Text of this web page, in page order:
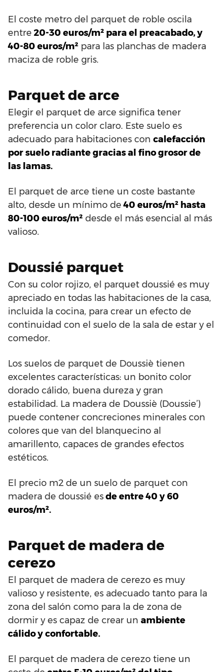
El coste metro del parquet de roble oscila
entre 20-30 euros/m² para el preacabado, y
40-80 euros/m² para las planchas de madera
maciza de roble gris.
Parquet de arce
Elegir el parquet de arce significa tener
preferencia un color claro. Este suelo es
adecuado para habitaciones con calefacción
por suelo radiante gracias al fino grosor de
las lamas.
El parquet de arce tiene un coste bastante
alto, desde un mínimo de 40 euros/m² hasta
80-100 euros/m² desde el más esencial al más
valioso.
Doussié parquet
Con su color rojizo, el parquet doussié es muy
apreciado en todas las habitaciones de la casa,
incluida la cocina, para crear un efecto de
continuidad con el suelo de la sala de estar y el
comedor.
Los suelos de parquet de Doussiè tienen
excelentes características: un bonito color
dorado cálido, buena dureza y gran
estabilidad. La madera de Doussiè (Doussie’)
puede contener concreciones minerales con
colores que van del blanquecino al
amarillento, capaces de grandes efectos
estéticos.
El precio m2 de un suelo de parquet con
madera de doussié esde entre 40 y 60
euros/m².
Parquet de madera de
cerezo
El parquet de madera de cerezo es muy
valioso y resistente, es adecuado tanto para la
zona del salón como para la de zona de
dormir y es capaz de crear un ambiente
cálido y confortable.
El parquet de madera de cerezo tiene un